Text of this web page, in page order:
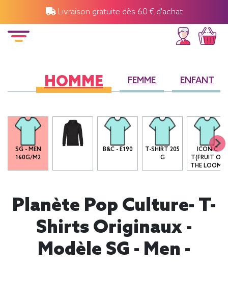
Livraison gratuite dès 60 € d'achat
HOMME FEMME ENFANT
SG - MEN
160G/M2
B&C - E190
T-SHIRT 205
G
ICONIC
T(FRUIT OF
THE LOOM)
Planète Pop Culture- T-
Shirts Originaux -
Modèle SG - Men -